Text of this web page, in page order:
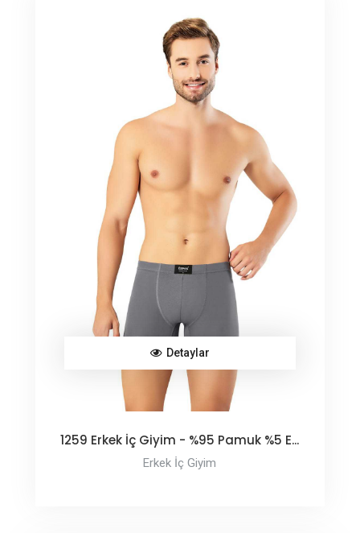
Detaylar
1259 Erkek İç Giyim - %95 Pamuk %5 E...
Erkek İç Giyim